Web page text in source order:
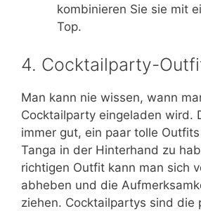
kombinieren Sie sie mit
Top.
4. Cocktailparty-
Man kann nie wissen, wann
Cocktailparty eingeladen wird.
immer gut, ein paar tolle
Tanga in der Hinterhand zu
richtigen Outfit kann man sich
abheben und die
ziehen. Cocktailpartys sind die